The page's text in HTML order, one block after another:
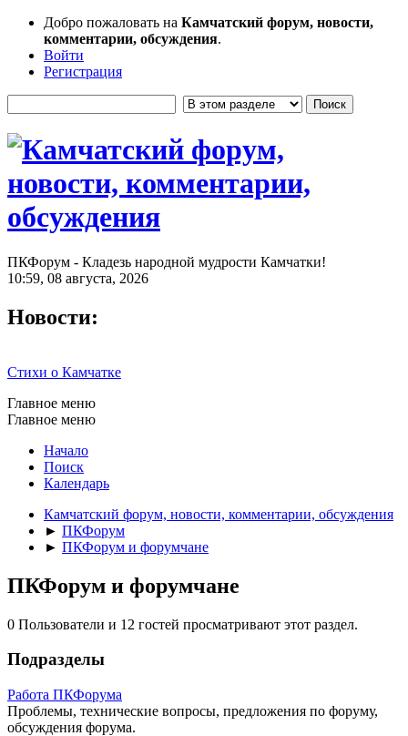
Добро пожаловать на Камчатский форум, новости,
комментарии, обсуждения.
Войти
Регистрация
ПКФорум - Кладезь народной мудрости Камчатки!
10:59, 08 августа, 2026
Новости:
Стихи о Камчатке
Главное меню
Главное меню
Начало
Поиск
Календарь
Камчатский форум, новости, комментарии, обсуждения
► ПКФорум
► ПКФорум и форумчане
ПКФорум и форумчане
0 Пользователи и 12 гостей просматривают этот раздел.
Подразделы
Работа ПКФорума
Проблемы, технические вопросы, предложения по форуму,
обсуждения форума.